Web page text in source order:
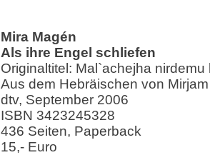
Mira Magén
Als ihre Engel schliefen
Originaltitel: Mal`achejha nirdemu
Aus dem Hebräischen von
dtv, September 2006
ISBN 3423245328
436 Seiten, Paperback
15,- Euro